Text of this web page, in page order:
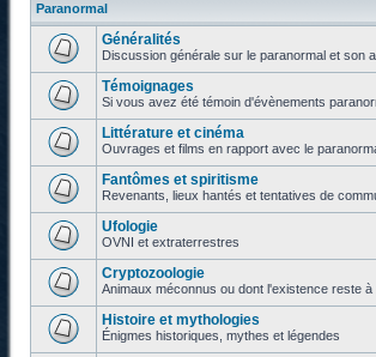
Paranormal
Généralités
Discussion générale sur le paranormal et son
Témoignages
Si vous avez été témoin d'évènements
Littérature et cinéma
Ouvrages et films en rapport avec le
Fantômes et spiritisme
Revenants, lieux hantés et tentatives de
Ufologie
OVNI et extraterrestres
Cryptozoologie
Animaux méconnus ou dont l'existence reste
Histoire et mythologies
Énigmes historiques, mythes et légendes